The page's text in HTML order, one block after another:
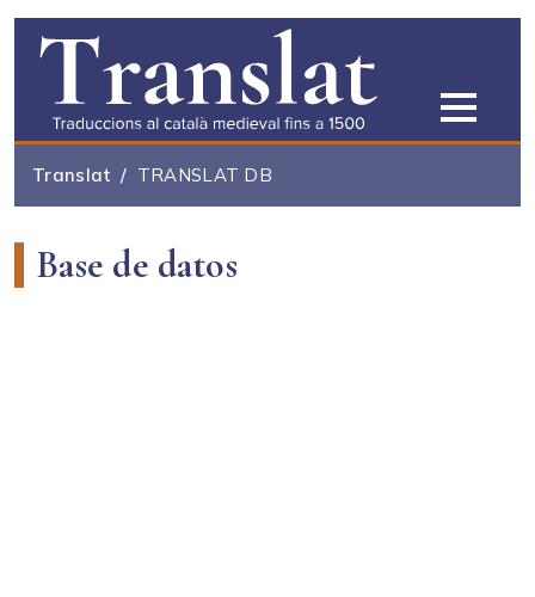
Pasar al contenido principal
Translat TRANSLAT DB
Base de datos